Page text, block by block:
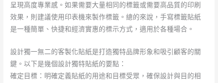
呈現高度專業感。如果需要大量相同的標籤或需要高品質的印刷
效果，則建議使用印表機來製作標籤。總的來說，手寫標籤貼紙
是一種簡單、快捷和經濟實惠的標示方式，適用於各種場合。
設計獨一無二的客製化貼紙是打造獨特品牌形象和吸引顧客的關
鍵。以下是幾個設計獨特貼紙的要點：
確定目標：明確定義貼紙的用途和目標受眾，確保設計與目的相